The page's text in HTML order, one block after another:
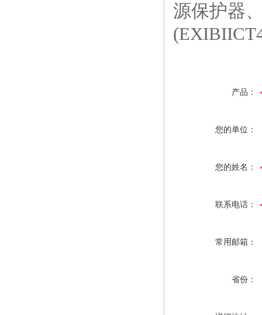
源保护器
产品：
您的单位：
您的姓名：
联系电话：
常用邮箱：
省份：